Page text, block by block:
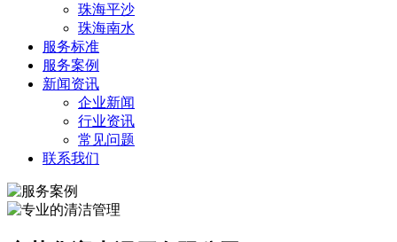
珠海平沙
珠海南水
服务标准
服务案例
新闻资讯
企业新闻
行业资讯
常见问题
联系我们